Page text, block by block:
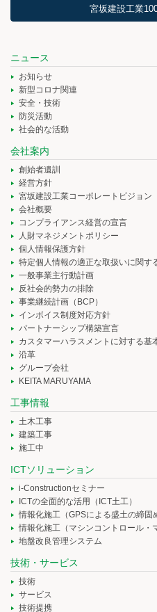
宮坂建設工業
ニュース
お知らせ
新型コロナ関連
安全・技術
防災活動
社会的な活動
会社案内
創始者遺訓
経営方針
宮坂建設工業コーポレートビジョン
会社概要
コンプライアンス経営の宣言
人財マネジメントポリシー
個人情報保護方針
特定個人情報の適正な取扱いに関す
一般事業主行動計画
反社会的勢力の排除
事業継続計画（BCP）
インボイス制度対応方針
パートナーシップ構築宣言
カスタマーハラスメントに対する基
沿革
グループ会社
KEITA MARUYAMA
工事情報
土木工事
建築工事
施工中
ICTソリューション
i-Constructionセミナー
ICTの全面的な活用（ICT土工）
情報化施工（GPSによる盛土の締固
情報化施工（マシンコントロール・
地盤改良管理システム
技術・サービス
技術
サービス
技術提携